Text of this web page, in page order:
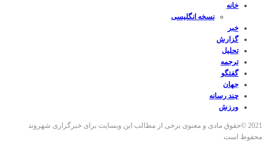
خانه
نسخه انگلیسی
خبر
گزارش
تحلیل
ترجمه
گفتگو
جهان
چند رسانه
ورزش
2021 ©حقوق مادی و معنوی برخی از مطالب این وبسایت برای خبرگزاری شهروند
محفوظ است